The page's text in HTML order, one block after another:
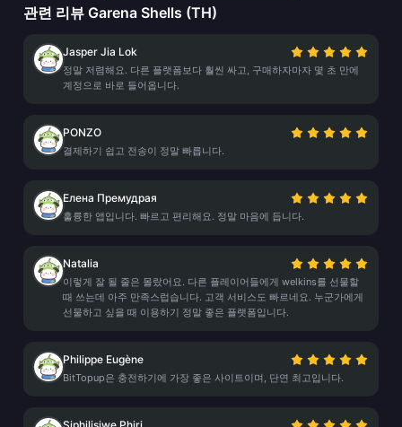
관련 리뷰 Garena Shells (TH)
Jasper Jia Lok
정말 저렴해요. 다른 플랫폼보다 훨씬 싸고, 구매하자마자 몇 초 만에
계정으로 바로 들어옵니다.
PONZO
결제하기 쉽고 전송이 정말 빠릅니다.
Елена Премудрая
훌륭한 앱입니다. 빠르고 편리해요. 정말 마음에 듭니다.
Natalia
이렇게 잘 될 줄은 몰랐어요. 다른 플레이어들에게 welkins를 선물할
때 쓰는데 아주 만족스럽습니다. 고객 서비스도 빠르네요. 누군가에게
선물하고 싶을 때 이용하기 정말 좋은 플랫폼입니다.
Philippe Eugène
BitTopup은 충전하기에 가장 좋은 사이트이며, 단연 최고입니다.